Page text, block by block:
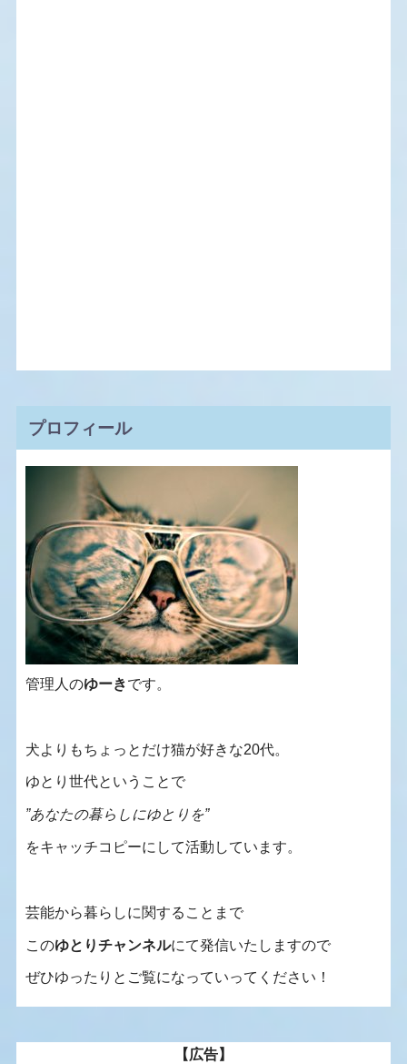
プロフィール
管理人のゆーきです。
犬よりもちょっとだけ猫が好きな20代。
ゆとり世代ということで
”あなたの暮らしにゆとりを”
をキャッチコピーにして活動しています。
芸能から暮らしに関することまで
このゆとりチャンネルにて発信いたしますので
ぜひゆったりとご覧になっていってください！
【広告】